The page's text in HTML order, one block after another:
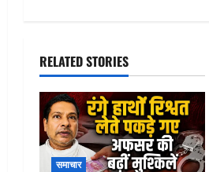
i
g
a
t
RELATED STORIES
समाचार